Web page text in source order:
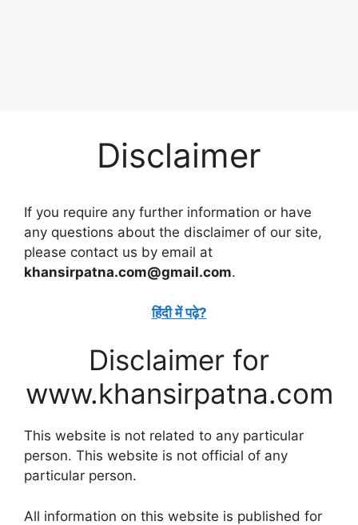
Disclaimer
If you require any further information or have
any questions about the disclaimer of our site,
please contact us by email at
khansirpatna.com@gmail.com.
हिंदी में पढ़े?
Disclaimer for
www.khansirpatna.com
This website is not related to any particular
person. This website is not official of any
particular person.
All information on this website is published for